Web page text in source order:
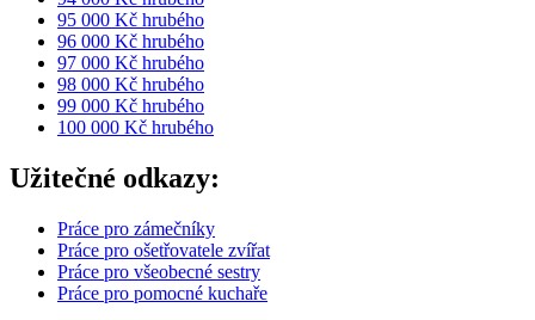
95 000 Kč hrubého
96 000 Kč hrubého
97 000 Kč hrubého
98 000 Kč hrubého
99 000 Kč hrubého
100 000 Kč hrubého
Užitečné odkazy:
Práce pro zámečníky
Práce pro ošetřovatele zvířat
Práce pro všeobecné sestry
Práce pro pomocné kuchaře